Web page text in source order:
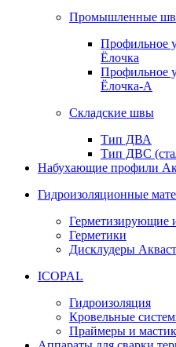
Промышленные
Профильное
Ёлочка
Профильное
Ёлочка-А
Складские швы
Тип ДВА
Тип ДВС
Набухающие профили
Гидроизоляционные
Герметизирующие
Герметики
Дисклудеры
ICOPAL
Гидроизоляция
Кровельные
Праймеры и